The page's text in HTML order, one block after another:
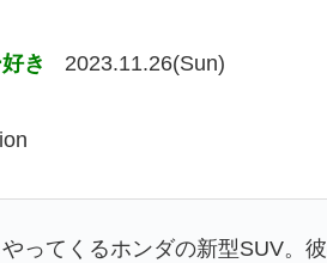
き 2023.11.26(Sun)
ってくるホンダの新型SUV。